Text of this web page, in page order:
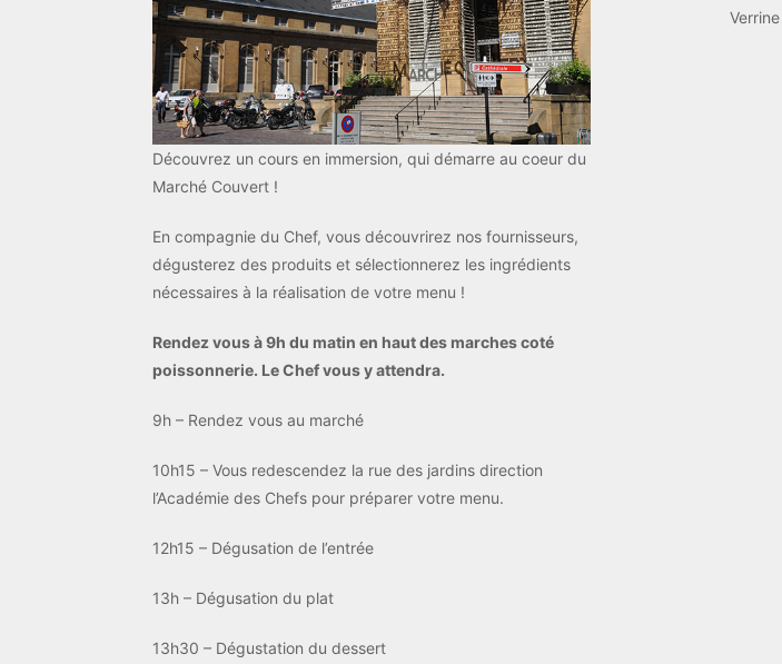
Découvrez un cours en immersion, qui démarre au coeur du
Marché Couvert !
En compagnie du Chef, vous découvrirez nos fournisseurs,
dégusterez des produits et sélectionnerez les ingrédients
nécessaires à la réalisation de votre menu !
Rendez vous à 9h du matin en haut des marches coté
poissonnerie. Le Chef vous y attendra.
9h – Rendez vous au marché
10h15 – Vous redescendez la rue des jardins direction
l’Académie des Chefs pour préparer votre menu.
12h15 – Dégusation de l’entrée
13h – Dégusation du plat
13h30 – Dégustation du dessert